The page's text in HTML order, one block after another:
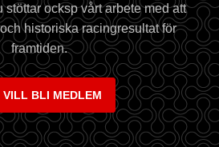
ocksp vårt arbete med att
historiska racingresultat för
framtiden.
VILL BLI MEDLEM